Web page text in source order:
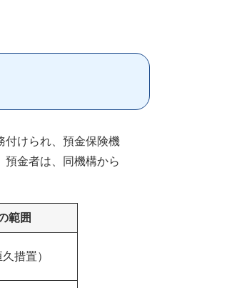
けられ、預金保険機
預金者は、同機構から
範囲
措置）